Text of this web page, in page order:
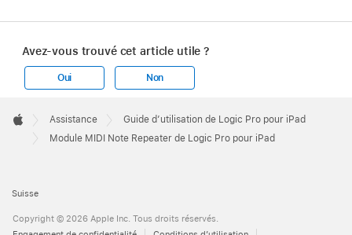
Avez-vous trouvé cet article utile ?
Oui Non
Footer

Apple
Assistance
Guide d’utilisation de Logic Pro pour iPad
Module MIDI Note Repeater de Logic Pro pour iPad
Suisse
Copyright © 2026 Apple Inc. Tous droits réservés.